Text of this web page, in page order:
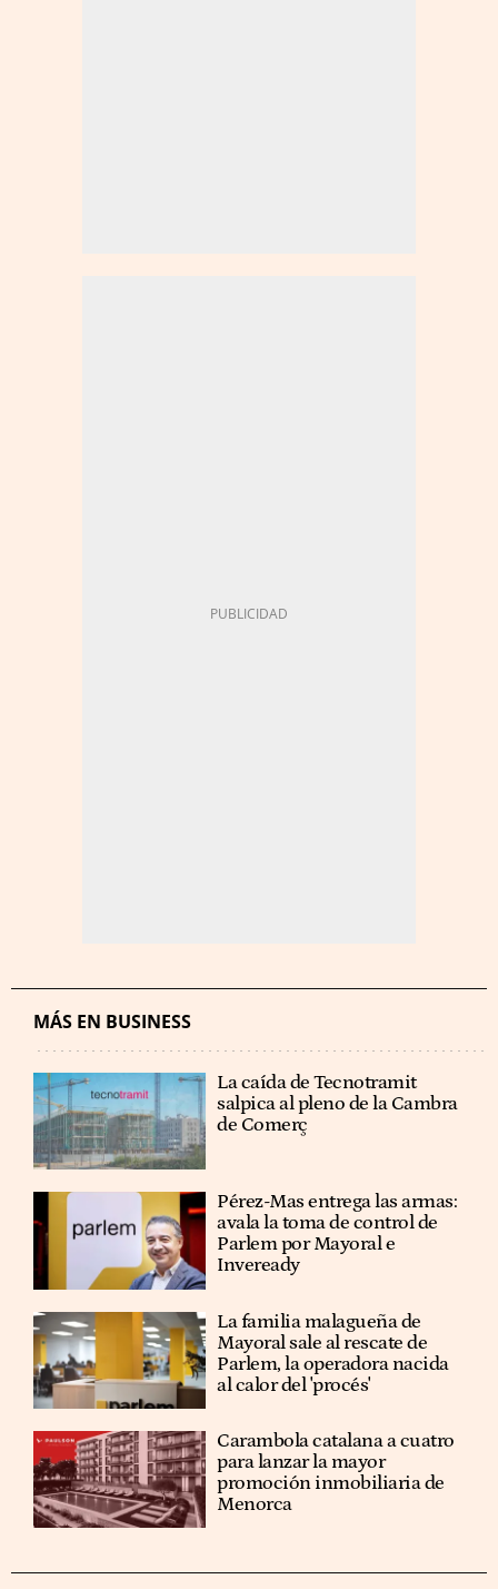
MÁS EN BUSINESS
La caída de Tecnotramit
salpica al pleno de la Cambra
de Comerç
Pérez-Mas entrega las armas:
avala la toma de control de
Parlem por Mayoral e
Inveready
La familia malagueña de
Mayoral sale al rescate de
Parlem, la operadora nacida
al calor del 'procés'
Carambola catalana a cuatro
para lanzar la mayor
promoción inmobiliaria de
Menorca